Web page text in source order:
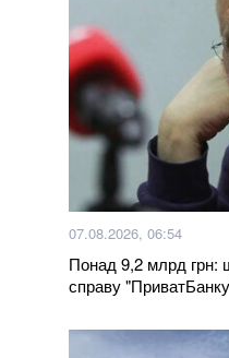
Бомбер –
огляд трендових моделей
50 найкращих фільмів
Hollywood Reporter
Рівень води
попереджають про
Великдень і
на Чернігівщині
футболіста та дитячого
07.08.2026, 06:54
Понад 9,2 млрд грн:
справу